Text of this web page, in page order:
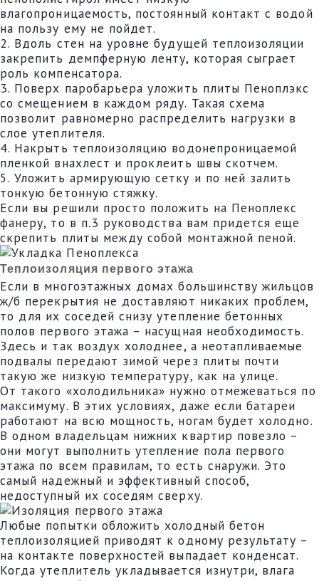
влагопроницаемость, постоянный контакт с водой
на пользу ему не пойдет.
2. Вдоль стен на уровне будущей теплоизоляции
закрепить демпферную ленту, которая сыграет
роль компенсатора.
3. Поверх паробарьера уложить плиты Пеноплэкс
со смещением в каждом ряду. Такая схема
позволит равномерно распределить нагрузки в
слое утеплителя.
4. Накрыть теплоизоляцию водонепроницаемой
пленкой внахлест и проклеить швы скотчем.
5. Уложить армирующую сетку и по ней залить
тонкую бетонную стяжку.
Если вы решили просто положить на Пеноплекс
фанеру, то в п.3 руководства вам придется еще
скрепить плиты между собой монтажной пеной.
Теплоизоляция первого этажа
Если в многоэтажных домах большинству жильцов
ж/б перекрытия не доставляют никаких проблем,
то для их соседей снизу утепление бетонных
полов первого этажа – насущная необходимость.
Здесь и так воздух холоднее, а неотапливаемые
подвалы передают зимой через плиты почти
такую же низкую температуру, как на улице.
От такого «холодильника» нужно отмежеваться по
максимуму. В этих условиях, даже если батареи
работают на всю мощность, ногам будет холодно.
В одном владельцам нижних квартир повезло –
они могут выполнить утепление пола первого
этажа по всем правилам, то есть снаружи. Это
самый надежный и эффективный способ,
недоступный их соседям сверху.
Любые попытки обложить холодный бетон
теплоизоляцией приводят к одному результату –
на контакте поверхностей выпадает конденсат.
Когда утеплитель укладывается изнутри, влага